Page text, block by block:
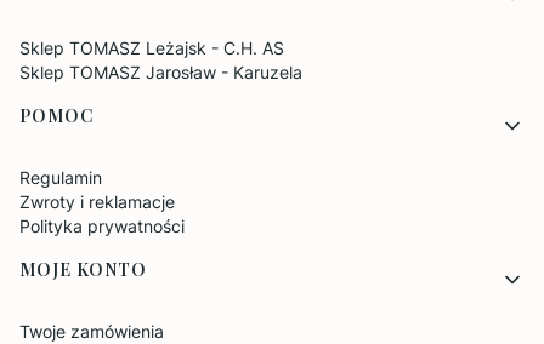
Sklep TOMASZ Leżajsk - C.H. AS
Sklep TOMASZ Jarosław - Karuzela
POMOC
Regulamin
Zwroty i reklamacje
Polityka prywatności
MOJE KONTO
Twoje zamówienia